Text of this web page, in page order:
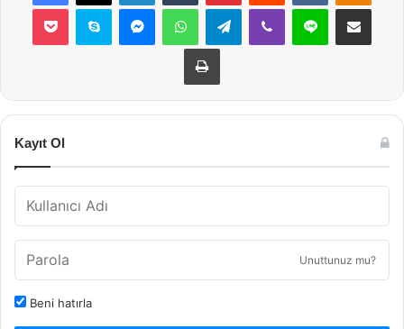
Pocket Skype MessengerWhatsAppTelegramViber Line E-Posta ile
Yazdır
Kayıt Ol
Unuttunuz mu?
Beni hatırla